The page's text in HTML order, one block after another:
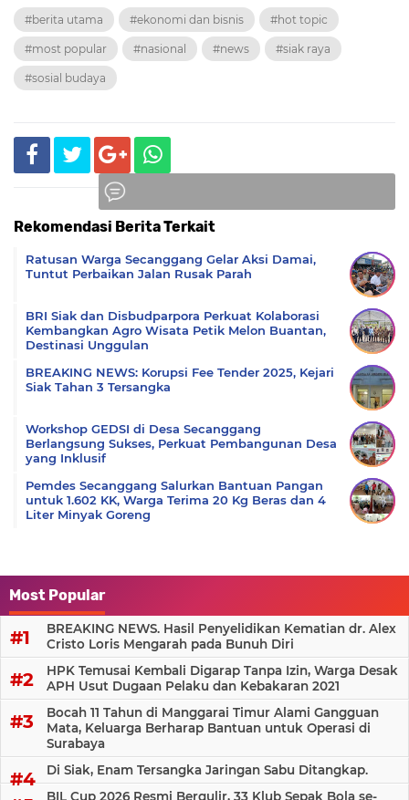
#berita utama #ekonomi dan bisnis #hot topic
#most popular #nasional #news #siak raya
#sosial budaya
Rekomendasi Berita Terkait
Ratusan Warga Secanggang Gelar Aksi Damai,
Tuntut Perbaikan Jalan Rusak Parah
BRI Siak dan Disbudparpora Perkuat Kolaborasi
Kembangkan Agro Wisata Petik Melon Buantan,
Destinasi Unggulan
BREAKING NEWS: Korupsi Fee Tender 2025, Kejari
Siak Tahan 3 Tersangka
Workshop GEDSI di Desa Secanggang
Berlangsung Sukses, Perkuat Pembangunan Desa
yang Inklusif
Pemdes Secanggang Salurkan Bantuan Pangan
untuk 1.602 KK, Warga Terima 20 Kg Beras dan 4
Liter Minyak Goreng
Most Popular
BREAKING NEWS. Hasil Penyelidikan Kematian dr. Alex
Cristo Loris Mengarah pada Bunuh Diri
HPK Temusai Kembali Digarap Tanpa Izin, Warga Desak
APH Usut Dugaan Pelaku dan Kebakaran 2021
Bocah 11 Tahun di Manggarai Timur Alami Gangguan
Mata, Keluarga Berharap Bantuan untuk Operasi di
Surabaya
Di Siak, Enam Tersangka Jaringan Sabu Ditangkap.
BIL Cup 2026 Resmi Bergulir, 33 Klub Sepak Bola se-